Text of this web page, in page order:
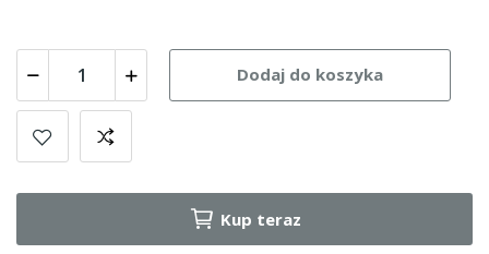
Dodaj do koszyka
Kup teraz